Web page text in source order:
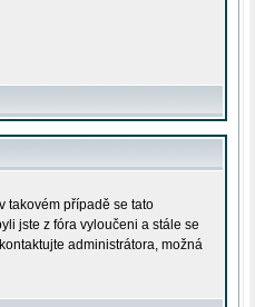
takovém případě se tato
jste z fóra vyloučeni a stále se
administrátora, možná